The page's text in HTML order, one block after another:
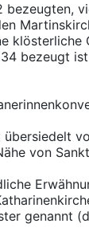
bezeugten,
klösterliche
bezeugt
übersiedelt
von
genannt